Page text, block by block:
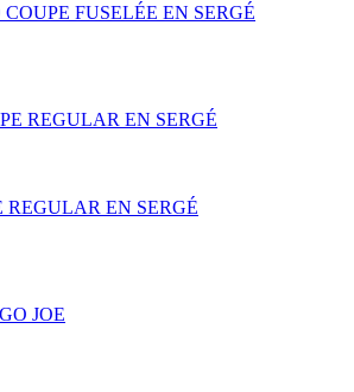
FUSELÉE EN SERGÉ
EN SERGÉ